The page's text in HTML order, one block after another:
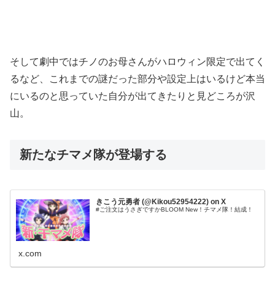
そして劇中ではチノのお母さんがハロウィン限定で出てく
るなど、これまでの謎だった部分や設定上はいるけど本当
にいるのと思っていた自分が出てきたりと見どころが沢
山。
新たなチマメ隊が登場する
きこう元勇者 (@Kikou52954222) on X
#ご注文はうさぎですかBLOOM New！チマメ隊！結成！
x.com